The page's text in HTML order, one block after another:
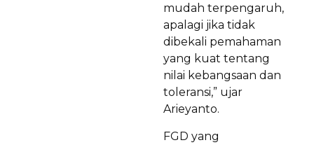
mudah terpengaruh,
apalagi jika tidak
dibekali pemahaman
yang kuat tentang
nilai kebangsaan dan
toleransi,” ujar
Arieyanto.
FGD yang